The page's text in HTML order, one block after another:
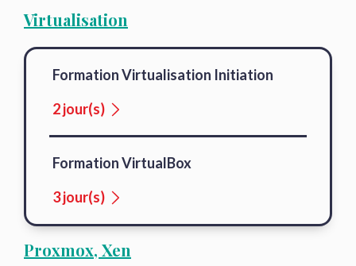
Virtualisation
Formation Virtualisation Initiation
2 jour(s)
Formation VirtualBox
3 jour(s)
Proxmox, Xen